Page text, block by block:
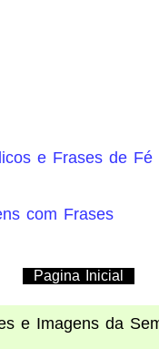
e Frases de Fé
com Frases
Pagina Inicial
e Imagens da